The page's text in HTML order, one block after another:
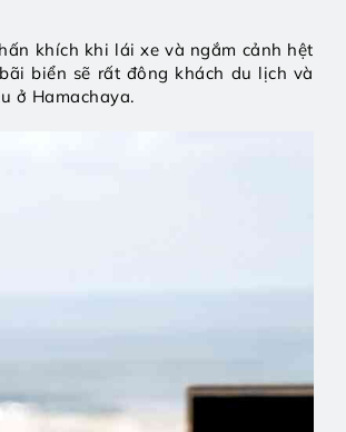
khích khi lái xe và ngắm cảnh hệt
biển sẽ rất đông khách du lịch và
ở Hamachaya.